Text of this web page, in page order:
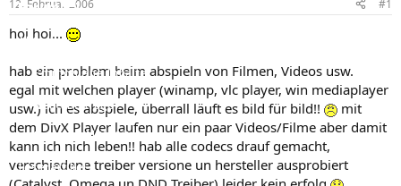
Forum
Aktuelles
Empfohlene Inhalte
Neue Beiträge
Neueste Aktivitäten
Leserartikel
e
r
t
a
m
12. Februar 2006 #1
hoi hoi...
hab ein problem beim abspieln von Filmen, Videos usw.
egal mit welchen player (winamp, vlc player, win mediaplayer
usw.) ich es abspiele, überrall läuft es bild für bild!!
mit
dem DivX Player laufen nur ein paar Videos/Filme aber damit
kann ich nich leben!! hab alle codecs drauf gemacht,
verschiedene treiber versione un hersteller ausprobiert